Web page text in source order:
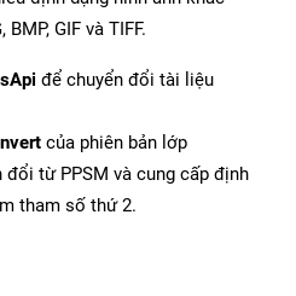
GIF và TIFF.
để chuyển đổi tài liệu
của phiên bản lớp
đổi từ PPSM và cung cấp định
tham số thứ 2.